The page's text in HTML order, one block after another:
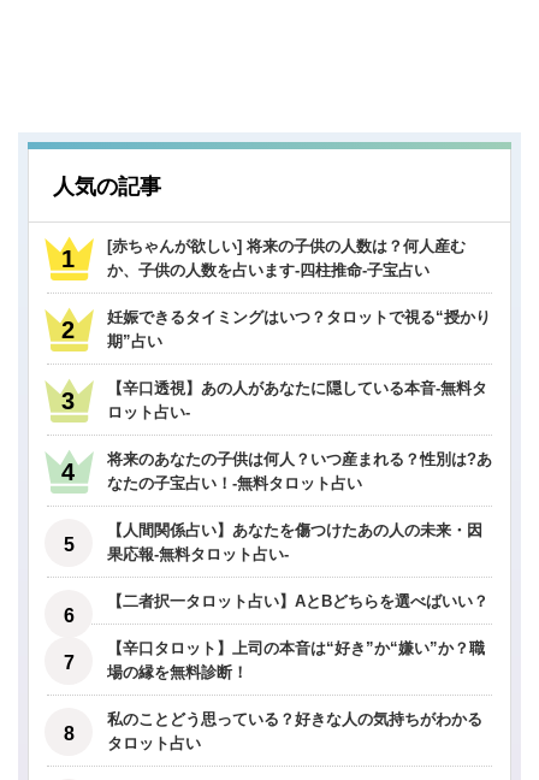
人気の記事
[赤ちゃんが欲しい] 将来の子供の人数は？何人産む
か、子供の人数を占います-四柱推命-子宝占い
妊娠できるタイミングはいつ？タロットで視る“授かり
期”占い
【辛口透視】あの人があなたに隠している本音-無料タ
ロット占い-
将来のあなたの子供は何人？いつ産まれる？性別は?あ
なたの子宝占い！-無料タロット占い
【人間関係占い】あなたを傷つけたあの人の未来・因
果応報-無料タロット占い-
【二者択一タロット占い】AとBどちらを選べばいい？
【辛口タロット】上司の本音は“好き”か“嫌い”か？職
場の縁を無料診断！
私のことどう思っている？好きな人の気持ちがわかる
タロット占い